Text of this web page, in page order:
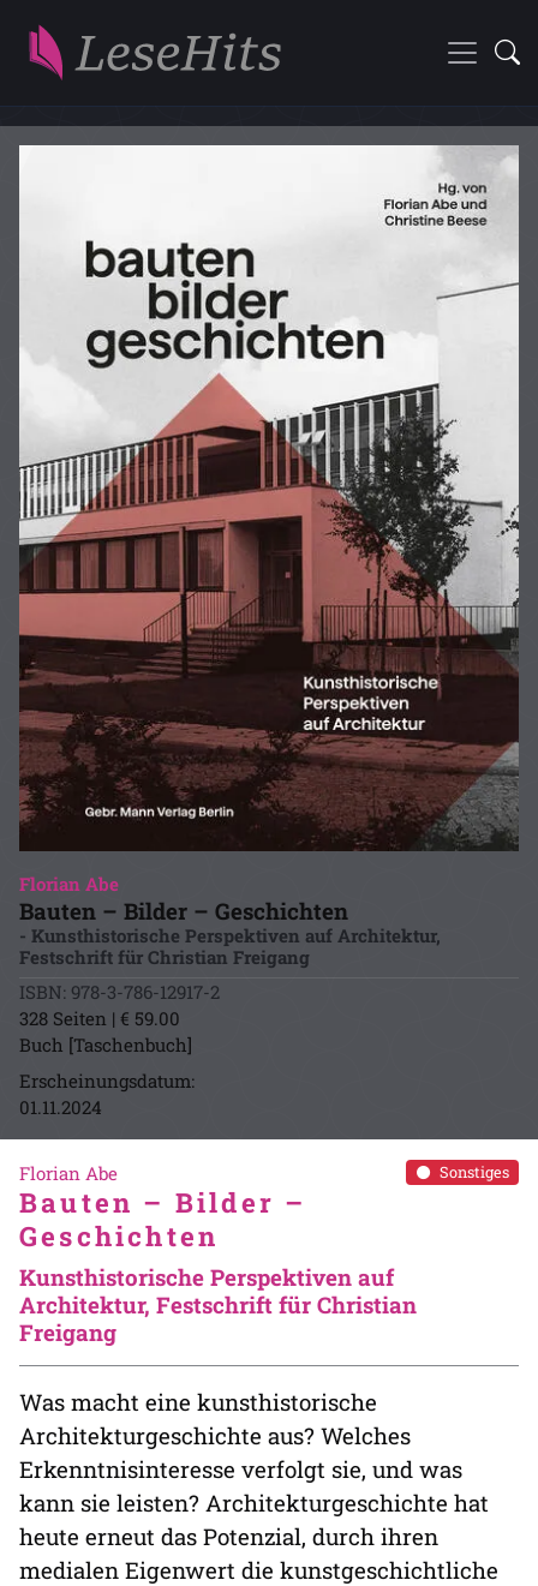
Florian Abe
Bauten – Bilder – Geschichten
- Kunsthistorische Perspektiven auf Architektur,
Festschrift für Christian Freigang
ISBN: 978-3-786-12917-2
328 Seiten | € 59.00
Buch [Taschenbuch]
Erscheinungsdatum:
01.11.2024
Sonstiges
Florian Abe
Bauten – Bilder –
Geschichten
Kunsthistorische Perspektiven auf
Architektur, Festschrift für Christian
Freigang
Was macht eine kunsthistorische
Architekturgeschichte aus? Welches
Erkenntnisinteresse verfolgt sie, und was
kann sie leisten? Architekturgeschichte hat
heute erneut das Potenzial, durch ihren
medialen Eigenwert die kunstgeschichtliche